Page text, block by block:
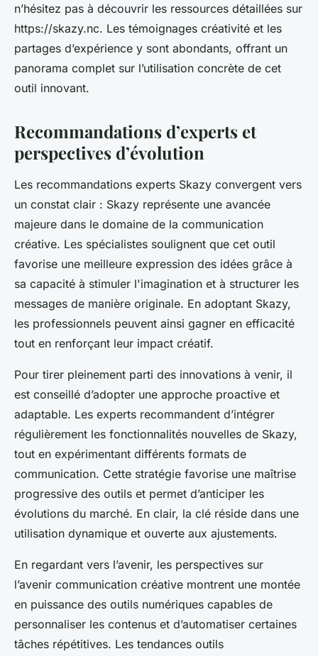
n’hésitez pas à découvrir les ressources détaillées sur
https://skazy.nc. Les témoignages créativité et les
partages d’expérience y sont abondants, offrant un
panorama complet sur l’utilisation concrète de cet
outil innovant.
Recommandations d’experts et
perspectives d’évolution
Les recommandations experts Skazy convergent vers
un constat clair : Skazy représente une avancée
majeure dans le domaine de la communication
créative. Les spécialistes soulignent que cet outil
favorise une meilleure expression des idées grâce à
sa capacité à stimuler l'imagination et à structurer les
messages de manière originale. En adoptant Skazy,
les professionnels peuvent ainsi gagner en efficacité
tout en renforçant leur impact créatif.
Pour tirer pleinement parti des innovations à venir, il
est conseillé d’adopter une approche proactive et
adaptable. Les experts recommandent d’intégrer
régulièrement les fonctionnalités nouvelles de Skazy,
tout en expérimentant différents formats de
communication. Cette stratégie favorise une maîtrise
progressive des outils et permet d’anticiper les
évolutions du marché. En clair, la clé réside dans une
utilisation dynamique et ouverte aux ajustements.
En regardant vers l’avenir, les perspectives sur
l’avenir communication créative montrent une montée
en puissance des outils numériques capables de
personnaliser les contenus et d’automatiser certaines
tâches répétitives. Les tendances outils